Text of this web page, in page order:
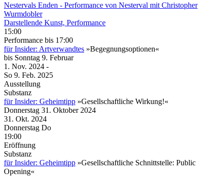
Nestervals Enden - Performance von Nesterval mit Christopher
Wurmdobler
Darstellende Kunst, Performance
15:00
Performance bis 17:00
für Insider: Artverwandtes »Begegnungsoptionen«
bis Sonntag 9. Februar
1. Nov. 2024 -
So 9. Feb. 2025
Ausstellung
Substanz
für Insider: Geheimtipp »Gesellschaftliche Wirkung!«
Donnerstag 31. Oktober 2024
31. Okt. 2024
Donnerstag Do
19:00
Eröffnung
Substanz
für Insider: Geheimtipp »Gesellschaftliche Schnittstelle: Public
Opening«